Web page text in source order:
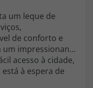
um leque de
de conforto e
impressionante
acesso à cidade,
à espera de